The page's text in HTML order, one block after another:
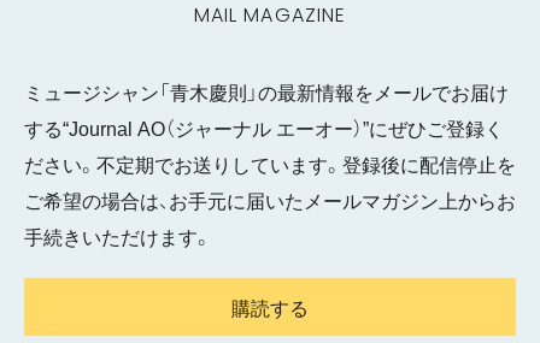
MAIL MAGAZINE
ミュージシャン「青木慶則」の最新情報をメールでお届け
する“Journal AO（ジャーナル エーオー）”にぜひご登録く
ださい。不定期でお送りしています。登録後に配信停止を
ご希望の場合は、お手元に届いたメールマガジン上からお
手続きいただけます。
購読する